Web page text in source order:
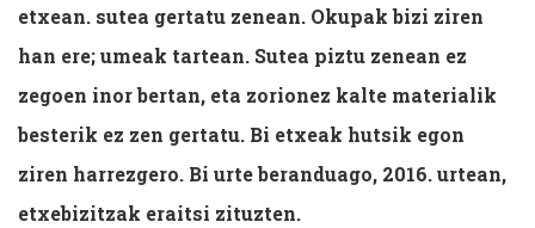
etxean. sutea gertatu zenean. Okupak bizi ziren
han ere; umeak tartean. Sutea piztu zenean ez
zegoen inor bertan, eta zorionez kalte materialik
besterik ez zen gertatu. Bi etxeak hutsik egon
ziren harrezgero. Bi urte beranduago, 2016. urtean,
etxebizitzak eraitsi zituzten.